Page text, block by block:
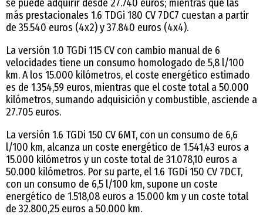
se puede adquirir desde 27.740 euros; mientras que las
más prestacionales 1.6 TDGi 180 CV 7DC7 cuestan a partir
de 35.540 euros (4x2) y 37.840 euros (4x4).
La versión 1.0 TGDi 115 CV con cambio manual de 6
velocidades tiene un consumo homologado de 5,8 l/100
km. A los 15.000 kilómetros, el coste energético estimado
es de 1.354,59 euros, mientras que el coste total a 50.000
kilómetros, sumando adquisición y combustible, asciende a
27.705 euros.
La versión 1.6 TGDi 150 CV 6MT, con un consumo de 6,6
l/100 km, alcanza un coste energético de 1.541,43 euros a
15.000 kilómetros y un coste total de 31.078,10 euros a
50.000 kilómetros. Por su parte, el 1.6 TGDi 150 CV 7DCT,
con un consumo de 6,5 l/100 km, supone un coste
energético de 1.518,08 euros a 15.000 km y un coste total
de 32.800,25 euros a 50.000 km.